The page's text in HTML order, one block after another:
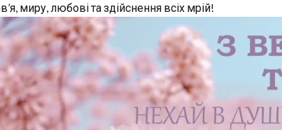
миру, любові та здійснення всіх мрій!